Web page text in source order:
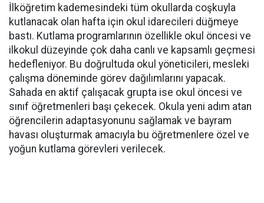
İlköğretim kademesindeki tüm okullarda coşkuyla
kutlanacak olan hafta için okul idarecileri düğmeye
bastı. Kutlama programlarının özellikle okul öncesi ve
ilkokul düzeyinde çok daha canlı ve kapsamlı geçmesi
hedefleniyor. Bu doğrultuda okul yöneticileri, mesleki
çalışma döneminde görev dağılımlarını yapacak.
Sahada en aktif çalışacak grupta ise okul öncesi ve
sınıf öğretmenleri başı çekecek. Okula yeni adım atan
öğrencilerin adaptasyonunu sağlamak ve bayram
havası oluşturmak amacıyla bu öğretmenlere özel ve
yoğun kutlama görevleri verilecek.